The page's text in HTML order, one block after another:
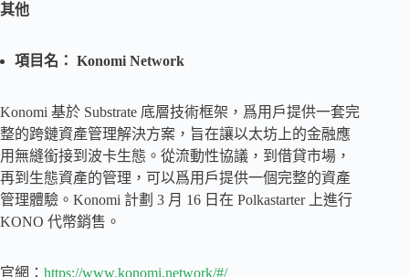
其他
項目名： Konomi Network
Konomi 基於 Substrate 底層技術框架，爲用戶提供一套完
整的跨鏈資產管理解決方案，旨在讓以太坊上的金融應
用無縫銜接到波卡生態。從流動性協議，到借貸市場，
再到生態資產的管理，可以爲用戶提供一個完整的資產
管理體驗。Konomi 計劃 3 月 16 日在 Polkastarter 上進行
KONO 代幣銷售。
官網： https://www.konomi.network/#/